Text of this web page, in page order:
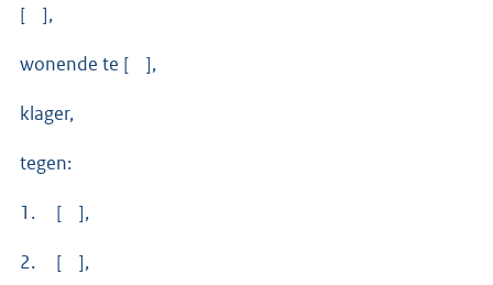
[ ],
wonende te [ ],
klager,
tegen:
1. [ ],
2. [ ],